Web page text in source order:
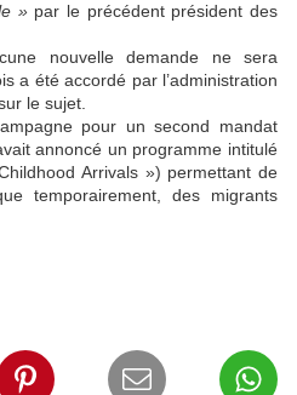
»par le précédent président des
nouvelle demande ne sera
a été accordé par l’administration
le sujet.
pour un second mandat
annoncé un programme intitulé
Arrivals ») permettant de
temporairement, des migrants